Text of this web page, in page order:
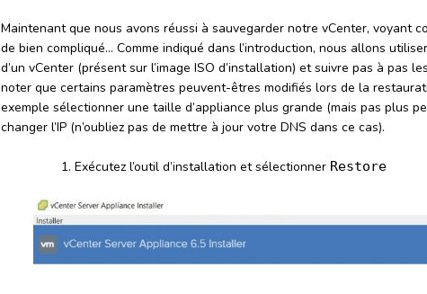
Maintenant que nous avons réussi à sauvegarder notre vCenter, voyant
de bien compliqué… Comme indiqué dans l’introduction, nous allons
d’un vCenter (présent sur l’image ISO d’installation) et suivre pas à pas
noter que certains paramètres peuvent-êtres modifiés lors de la
exemple sélectionner une taille d’appliance plus grande (mais pas plus
changer l’IP (n’oubliez pas de mettre à jour votre DNS dans ce cas).
Exécutez l’outil d’installation et sélectionner Restore